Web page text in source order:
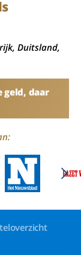
Duitsland,
geld, daar